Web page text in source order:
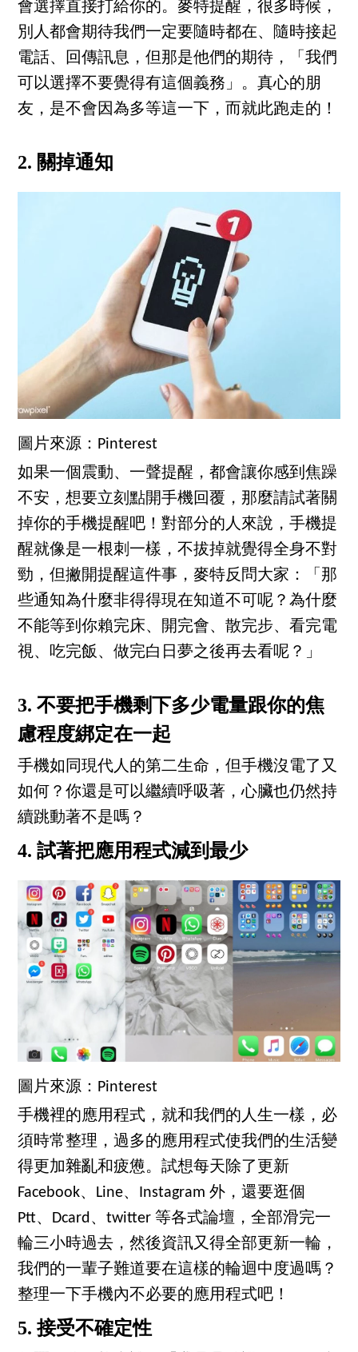
會選擇直接打給你的。麥特提醒，很多時候，
別人都會期待我們一定要隨時都在、隨時接起
電話、回傳訊息，但那是他們的期待，「我們
可以選擇不要覺得有這個義務」。真心的朋
友，是不會因為多等這一下，而就此跑走的！
2. 關掉通知
圖片來源：Pinterest
如果一個震動、一聲提醒，都會讓你感到焦躁
不安，想要立刻點開手機回覆，那麼請試著關
掉你的手機提醒吧！對部分的人來說，手機提
醒就像是一根刺一樣，不拔掉就覺得全身不對
勁，但撇開提醒這件事，麥特反問大家：「那
些通知為什麼非得得現在知道不可呢？為什麼
不能等到你賴完床、開完會、散完步、看完電
視、吃完飯、做完白日夢之後再去看呢？」
3. 不要把手機剩下多少電量跟你的焦
慮程度綁定在一起
手機如同現代人的第二生命，但手機沒電了又
如何？你還是可以繼續呼吸著，心臟也仍然持
續跳動著不是嗎？
4. 試著把應用程式減到最少
圖片來源：Pinterest
手機裡的應用程式，就和我們的人生一樣，必
須時常整理，過多的應用程式使我們的生活變
得更加雜亂和疲憊。試想每天除了更新
Facebook、Line、Instagram 外，還要逛個
Ptt、Dcard、twitter 等各式論壇，全部滑完一
輪三小時過去，然後資訊又得全部更新一輪，
我們的一輩子難道要在這樣的輪迴中度過嗎？
整理一下手機內不必要的應用程式吧！
5. 接受不確定性